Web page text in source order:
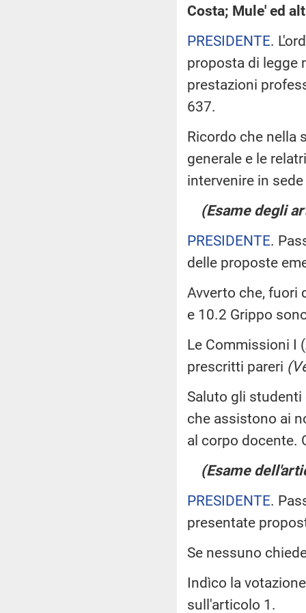
Costa; Mule' ed
PRESIDENTE.
proposta di legge
prestazioni
637.
Ricordo che nella
generale e le
intervenire in
(Esame degli
PRESIDENTE.
delle proposte
Avverto che, fuori
e 10.2 Grippo
Le Commissioni I
prescritti pareri
Saluto gli studenti
che assistono ai
al corpo docente.
(Esame
PRESIDENTE.
presentate
Se nessuno
Indìco la
sull'articolo 1.